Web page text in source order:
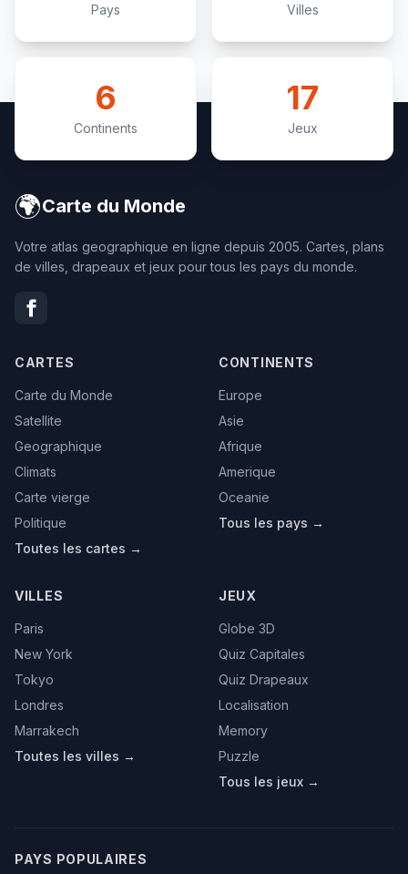
Pays Villes
6
Continents
17
Jeux
🌍Carte du Monde
Votre atlas geographique en ligne depuis 2005. Cartes, plans
de villes, drapeaux et jeux pour tous les pays du monde.
CARTES
Carte du Monde
Satellite
Geographique
Climats
Carte vierge
Politique
Toutes les cartes →
CONTINENTS
Europe
Asie
Afrique
Amerique
Oceanie
Tous les pays →
VILLES
Paris
New York
Tokyo
Londres
Marrakech
Toutes les villes →
JEUX
Globe 3D
Quiz Capitales
Quiz Drapeaux
Localisation
Memory
Puzzle
Tous les jeux →
PAYS POPULAIRES